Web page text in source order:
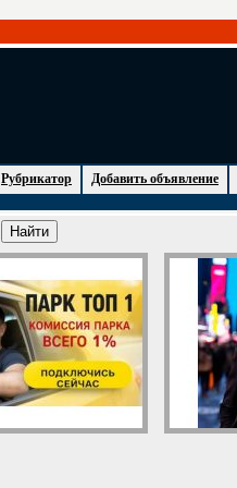
Рубрикатор Добавить объявление